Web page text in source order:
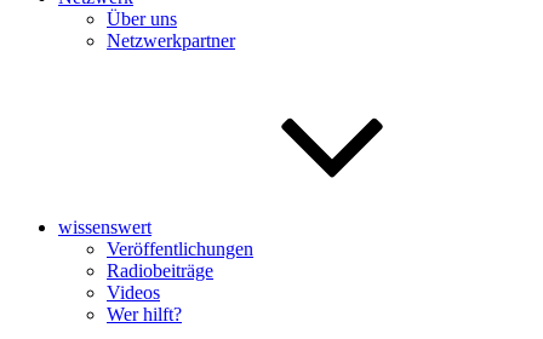
Über uns
Netzwerkpartner
wissenswert
Veröffentlichungen
Radiobeiträge
Videos
Wer hilft?